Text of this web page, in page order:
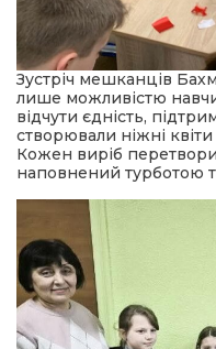
Зустріч мешканців
лише можливістю
відчути єдність,
створювали ніжні
Кожен виріб
наповнений турботою